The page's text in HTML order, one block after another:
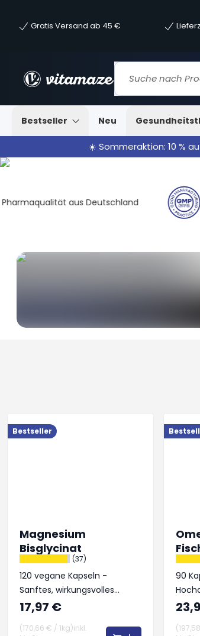
Gratis Versand ab 45 €
Bestseller Neu
☀️ Sommeraktion: 10 %
aus Deutschland GMP
Bestseller
Magnesium
Bisglycinat
(37)
120 vegane Kapseln -
Sanftes, wirkungsvolles
Magnesium – für Körper &
17,97 €
(170,66 € / 1kg)inkl.
90
Herz,
(